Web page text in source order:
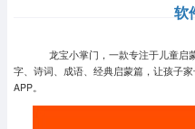
软
龙宝小掌门，一款专注于儿童启
字、诗词、成语、经典启蒙篇，让孩子
APP。